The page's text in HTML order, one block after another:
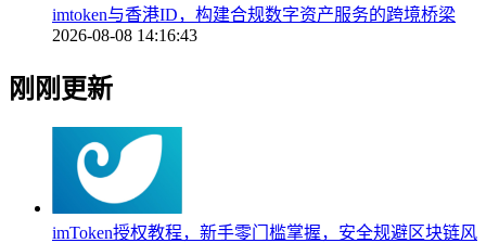
imtoken与香港ID，构建合规数字资产服务的跨境桥梁
2026-08-08 14:16:43
刚刚更新
imToken授权教程，新手零门槛掌握，安全规避区块链风